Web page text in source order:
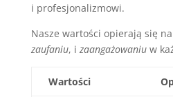
i profesjonalizmowi.
Nasze wartości opierają się na
zaufaniu, i zaangażowaniuw
Wartości